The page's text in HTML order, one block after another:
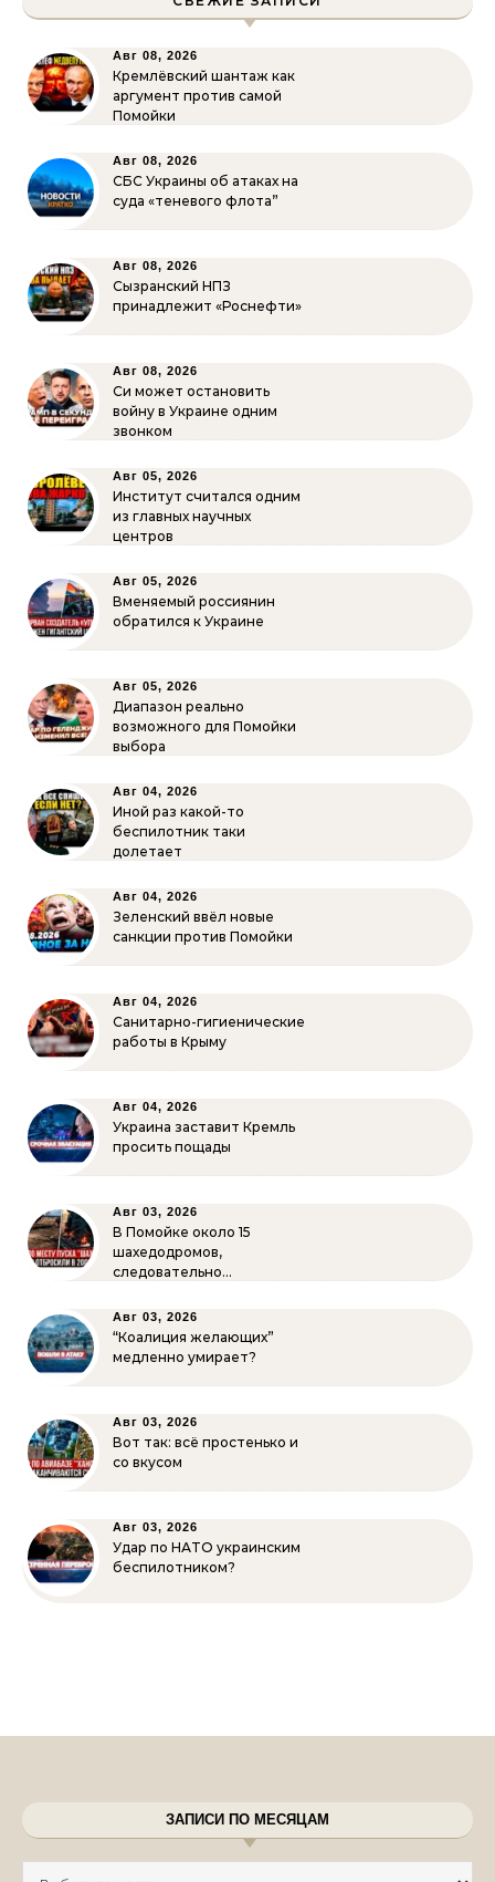
Авг 08, 2026
Кремлёвский шантаж как
аргумент против самой
Помойки
Авг 08, 2026
СБС Украины об атаках на
суда «теневого флота”
Авг 08, 2026
Сызранский НПЗ
принадлежит «Роснефти»
Авг 08, 2026
Си может остановить
войну в Украине одним
звонком
Авг 05, 2026
Институт считался одним
из главных научных
центров
Авг 05, 2026
Вменяемый россиянин
обратился к Украине
Авг 05, 2026
Диапазон реально
возможного для Помойки
выбора
Авг 04, 2026
Иной раз какой-то
беспилотник таки
долетает
Авг 04, 2026
Зеленский ввёл новые
санкции против Помойки
Авг 04, 2026
Санитарно-гигиенические
работы в Крыму
Авг 04, 2026
Украина заставит Кремль
просить пощады
Авг 03, 2026
В Помойке около 15
шахедодромов,
следовательно…
Авг 03, 2026
“Коалиция желающих”
медленно умирает?
Авг 03, 2026
Вот так: всё простенько и
со вкусом
Авг 03, 2026
Удар по НАТО украинским
беспилотником?
ЗАПИСИ ПО МЕСЯЦАМ